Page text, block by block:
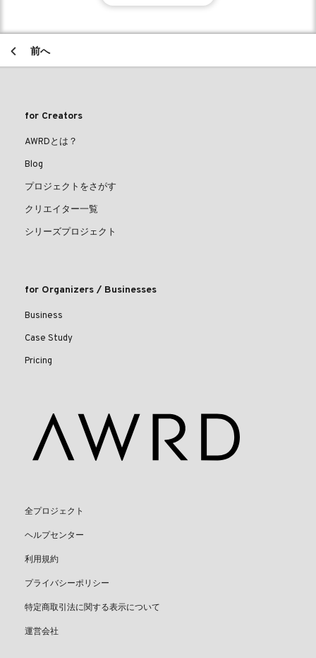
前へ
for Creators
AWRDとは？
Blog
プロジェクトをさがす
クリエイター一覧
シリーズプロジェクト
for Organizers / Businesses
Business
Case Study
Pricing
全プロジェクト
ヘルプセンター
利用規約
プライバシーポリシー
特定商取引法に関する表示について
運営会社